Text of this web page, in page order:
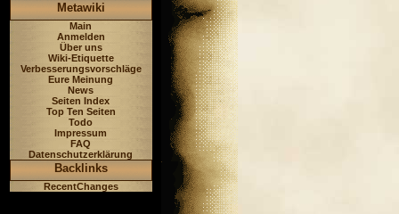
Metawiki
Main
Anmelden
Über uns
Wiki-Etiquette
Verbesserungsvorschläge
Eure Meinung
News
Seiten Index
Top Ten Seiten
Todo
Impressum
FAQ
Datenschutzerklärung
Backlinks
RecentChanges